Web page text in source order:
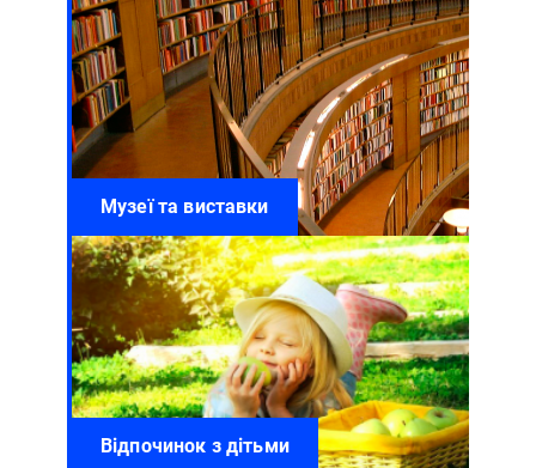
Музеї та виставки
Відпочинок з дітьми